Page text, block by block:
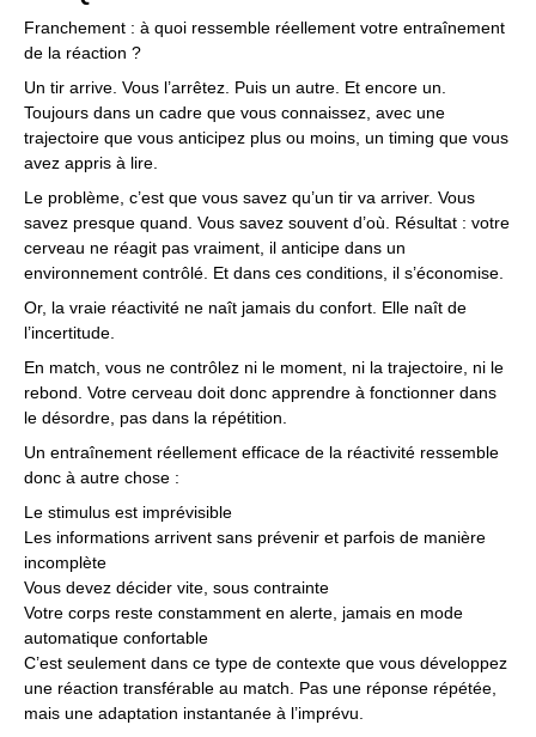
Franchement : à quoi ressemble réellement votre entraînement
de la réaction ?
Un tir arrive. Vous l’arrêtez. Puis un autre. Et encore un.
Toujours dans un cadre que vous connaissez, avec une
trajectoire que vous anticipez plus ou moins, un timing que vous
avez appris à lire.
Le problème, c’est que vous savez qu’un tir va arriver. Vous
savez presque quand. Vous savez souvent d’où. Résultat : votre
cerveau ne réagit pas vraiment, il anticipe dans un
environnement contrôlé. Et dans ces conditions, il s’économise.
Or, la vraie réactivité ne naît jamais du confort. Elle naît de
l’incertitude.
En match, vous ne contrôlez ni le moment, ni la trajectoire, ni le
rebond. Votre cerveau doit donc apprendre à fonctionner dans
le désordre, pas dans la répétition.
Un entraînement réellement efficace de la réactivité ressemble
donc à autre chose :
Le stimulus est imprévisible
Les informations arrivent sans prévenir et parfois de manière
incomplète
Vous devez décider vite, sous contrainte
Votre corps reste constamment en alerte, jamais en mode
automatique confortable
C’est seulement dans ce type de contexte que vous développez
une réaction transférable au match. Pas une réponse répétée,
mais une adaptation instantanée à l’imprévu.